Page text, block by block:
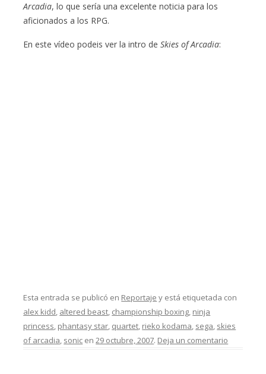
Arcadia, lo que sería una excelente noticia para los
aficionados a los RPG.
En este vídeo podeis ver la intro deSkies of Arcadia:
Esta entrada se publicó en Reportaje y está etiquetada con
alex kidd, altered beast, championship boxing, ninja
princess, phantasy star, quartet, rieko kodama, sega, skies
of arcadia, sonic en29 octubre, 2007. Deja un comentario